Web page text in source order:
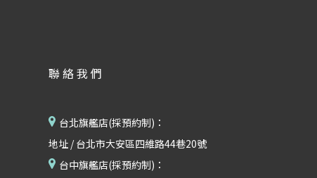
聯絡我們
台北旗艦店(採預約制)：
地址 / 台北市大安區四維路44巷20號
台中旗艦店(採預約制)：